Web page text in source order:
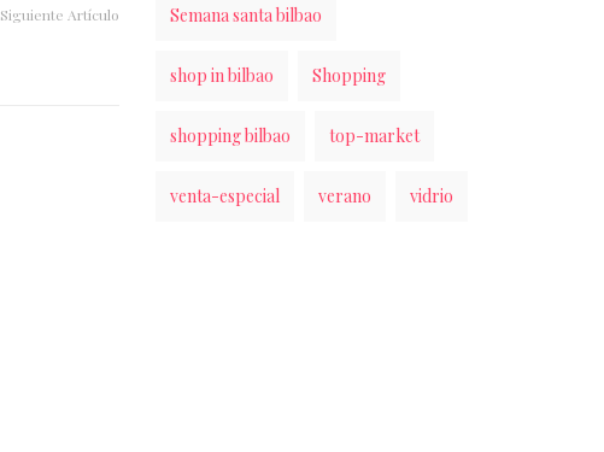
Siguiente Artículo Semana santa bilbao
shop in bilbao Shopping
shopping bilbao top-market
venta-especial verano vidrio